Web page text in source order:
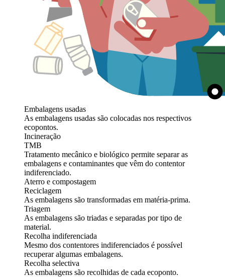
Embalagens usadas
As embalagens usadas são colocadas nos respectivos
ecopontos.
Incineração
TMB
Tratamento mecânico e biológico permite separar as
embalagens e contaminantes que vêm do contentor
indiferenciado.
Aterro e compostagem
Reciclagem
As embalagens são transformadas em matéria-prima.
Triagem
As embalagens são triadas e separadas por tipo de
material.
Recolha indiferenciada
Mesmo dos contentores indiferenciados é possível
recuperar algumas embalagens.
Recolha selectiva
As embalagens são recolhidas de cada ecoponto.